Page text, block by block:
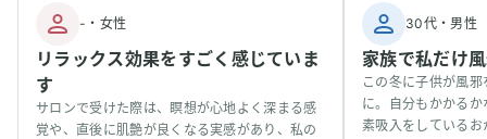
- ・ 女性
リラックス効果をすごく感じていま
す
サロンで受けた際は、瞑想が心地よく深まる感
覚や、直後に肌艶が良くなる実感があり、私の
30代・男性
家族で私だけ
この冬に子供が風
に。自分もかかる
素吸入をしている